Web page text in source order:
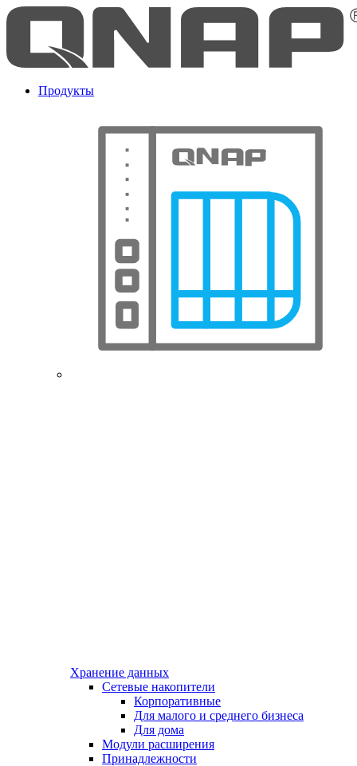
Продукты
Хранение данных
Сетевые накопители
Корпоративные
Для малого и среднего бизнеса
Для дома
Модули расширения
Принадлежности